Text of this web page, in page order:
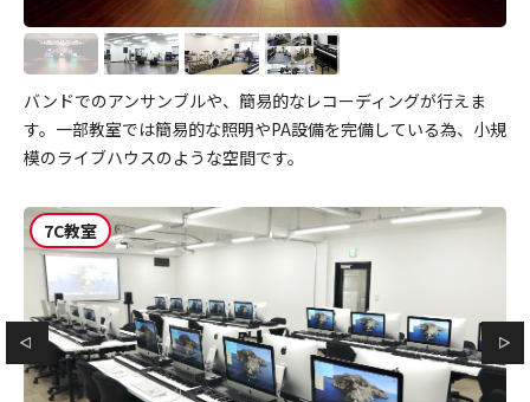
バンドでのアンサンブルや、簡易的なレコーディングが行えま
す。一部教室では簡易的な照明やPA設備を完備している為、小規
模のライブハウスのような空間です。
7C教室